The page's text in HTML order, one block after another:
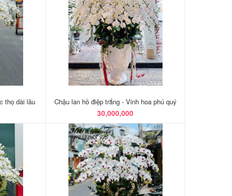
thọ dài lâu Chậu lan hồ điệp trắng - Vinh hoa phú quý
30,000,000